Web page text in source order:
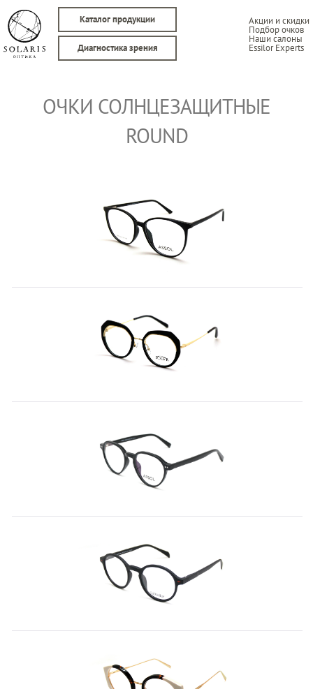
Каталог продукции Акции и скидки
Подбор очков
Наши салоны
Essilor Experts
Диагностика зрения
ОЧКИ СОЛНЦЕЗАЩИТНЫЕ
ROUND